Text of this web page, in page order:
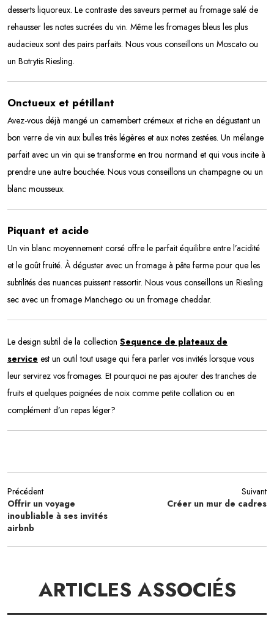
desserts liquoreux. Le contraste des saveurs permet au fromage salé de
rehausser les notes sucrées du vin. Même les fromages bleus les plus
audacieux sont des pairs parfaits. Nous vous conseillons un Moscato ou
un Botrytis Riesling.
Onctueux et pétillant
Avez-vous déjà mangé un camembert crémeux et riche en dégustant un
bon verre de vin aux bulles très légères et aux notes zestées. Un mélange
parfait avec un vin qui se transforme en trou normand et qui vous incite à
prendre une autre bouchée. Nous vous conseillons un champagne ou un
blanc mousseux.
Piquant et acide
Un vin blanc moyennement corsé offre le parfait équilibre entre l’acidité
et le goût fruité. À déguster avec un fromage à pâte ferme pour que les
subtilités des nuances puissent ressortir. Nous vous conseillons un Riesling
sec avec un fromage Manchego ou un fromage cheddar.
Le design subtil de la collection Sequence de plateaux de
service est un outil tout usage qui fera parler vos invités lorsque vous
leur servirez vos fromages. Et pourquoi ne pas ajouter des tranches de
fruits et quelques poignées de noix comme petite collation ou en
complément d’un repas léger?
Précédent
Offrir un voyage
inoubliable à ses invités
airbnb
Suivant
Créer un mur de cadres
ARTICLES ASSOCIÉS